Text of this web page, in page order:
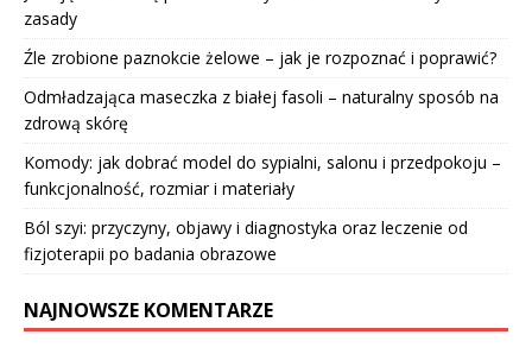
zasady
Źle zrobione paznokcie żelowe – jak je rozpoznać i poprawić?
Odmładzająca maseczka z białej fasoli – naturalny sposób na
zdrową skórę
Komody: jak dobrać model do sypialni, salonu i przedpokoju –
funkcjonalność, rozmiar i materiały
Ból szyi: przyczyny, objawy i diagnostyka oraz leczenie od
fizjoterapii po badania obrazowe
NAJNOWSZE KOMENTARZE